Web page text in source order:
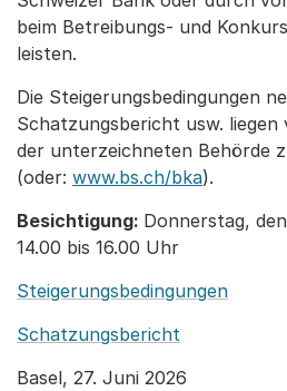
beim Betreibungs- und
leisten.
Die Steigerungsbedingungen
Schatzungsbericht usw. liegen
der unterzeichneten Behörde
(oder: www.bs.ch/bka).
Besichtigung: Donnerstag,
14.00 bis 16.00 Uhr
Steigerungsbedingungen
Schatzungsbericht
Basel, 27. Juni 2026